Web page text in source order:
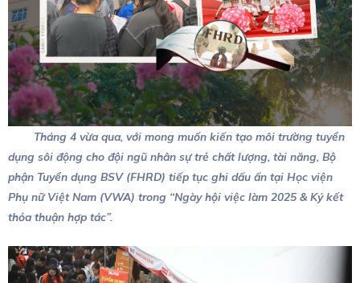
Tháng 4 vừa qua, với mong muốn kiến tạo môi trường tuyển
dụng sôi động cho đội ngũ nhân sự trẻ chất lượng, tài năng, Bộ
phận Tuyển dụng BSV (FHRD) tiếp tục ghi dấu ấn tại Học viện
Phụ nữ Việt Nam (VWA) trong “Ngày hội việc làm 2025 & Ký kết
thỏa thuận hợp tác”.